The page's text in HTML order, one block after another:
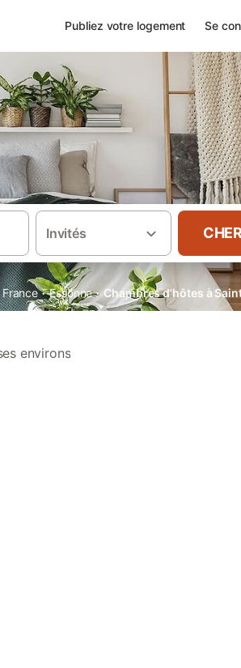
Publiez votre logement Se
Invités
· Essonne · Chambres d’hôtes à
environs